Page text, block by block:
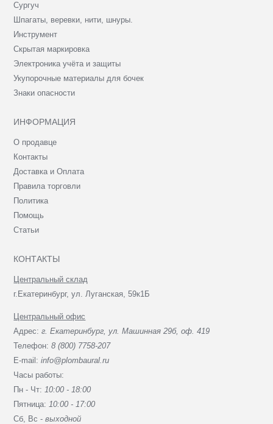
Сургуч
Шпагаты, веревки, нити, шнуры.
Инструмент
Скрытая маркировка
Электроника учёта и защиты
Укупорочные материалы для бочек
Знаки опасности
ИНФОРМАЦИЯ
О продавце
Контакты
Доставка и Оплата
Правила торговли
Политика
Помощь
Статьи
КОНТАКТЫ
Центральный склад
г.Екатеринбург, ул. Луганская, 59к1Б
Центральный офис
Адрес:г. Екатеринбург, ул. Машинная 29б, оф. 419
Телефон:8 (800) 7758-207
E-mail:info@plombaural.ru
Часы работы:
Пн - Чт:10:00 - 18:00
Пятница:10:00 - 17:00
Сб, Вc -выходной